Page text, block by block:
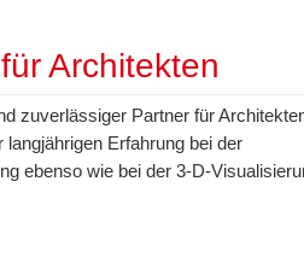
Architekten
zuverlässiger Partner für
Erfahrung bei der
ebenso wie bei der 3-D-